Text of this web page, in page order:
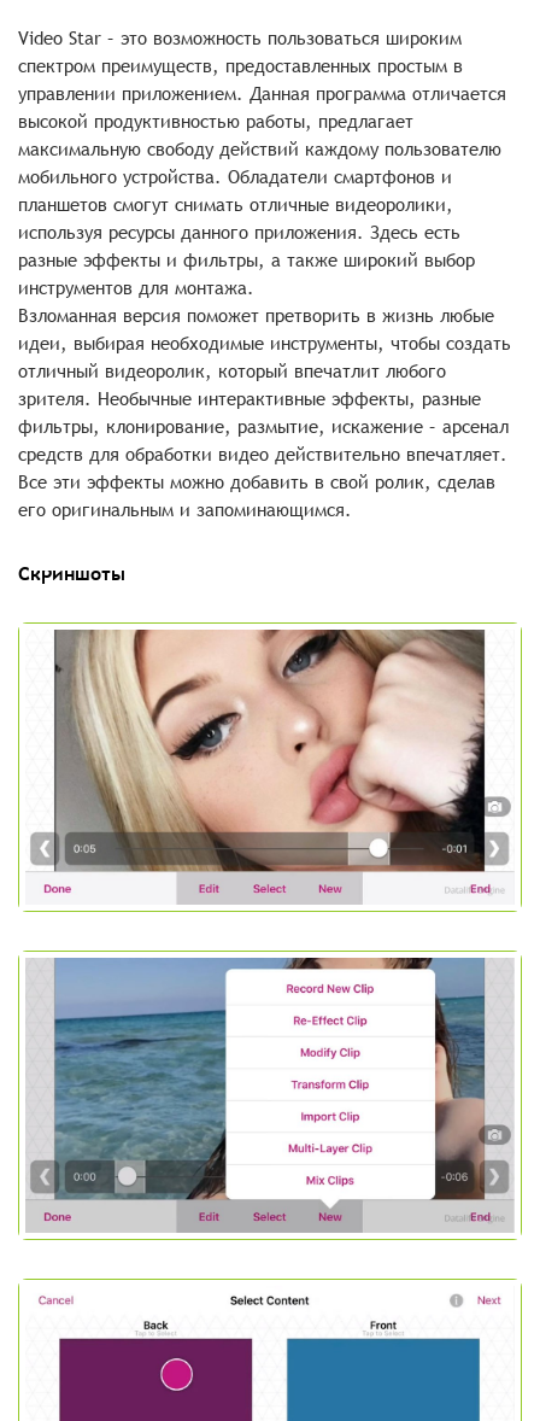
Video Star – это возможность пользоваться широким
спектром преимуществ, предоставленных простым в
управлении приложением. Данная программа отличается
высокой продуктивностью работы, предлагает
максимальную свободу действий каждому пользователю
мобильного устройства. Обладатели смартфонов и
планшетов смогут снимать отличные видеоролики,
используя ресурсы данного приложения. Здесь есть
разные эффекты и фильтры, а также широкий выбор
инструментов для монтажа.
Взломанная версия поможет претворить в жизнь любые
идеи, выбирая необходимые инструменты, чтобы создать
отличный видеоролик, который впечатлит любого
зрителя. Необычные интерактивные эффекты, разные
фильтры, клонирование, размытие, искажение – арсенал
средств для обработки видео действительно впечатляет.
Все эти эффекты можно добавить в свой ролик, сделав
его оригинальным и запоминающимся.
Скриншоты